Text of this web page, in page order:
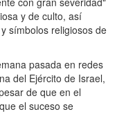
y de culto, así
símbolos religiosos de
pasada en redes
del Ejército de Israel,
de que en el
el suceso se